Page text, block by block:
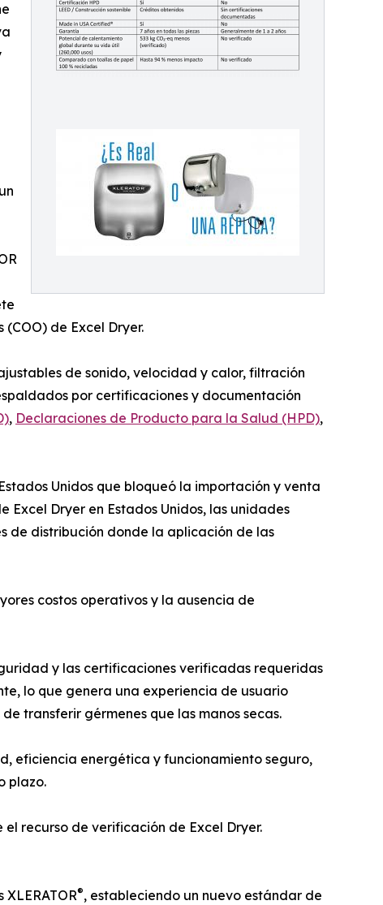
de Excel Dryer.
de sonido, velocidad y calor, filtración
por certificaciones y documentación
, Declaraciones de Producto para la Salud (HPD),
Unidos que bloqueó la importación y venta
Dryer en Estados Unidos, las unidades
de distribución donde la aplicación de las
costos operativos y la ausencia de
y las certificaciones verificadas requeridas
lo que genera una experiencia de usuario
transferir gérmenes que las manos secas.
eficiencia energética y funcionamiento seguro,
plazo.
recurso de verificación de Excel Dryer.
®, estableciendo un nuevo estándar de